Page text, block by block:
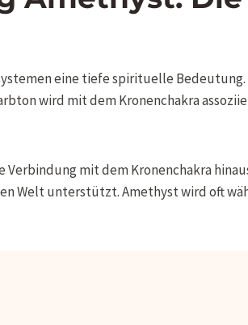
eine tiefe spirituelle
wird mit dem Kronenchakra
mit dem Kronenchakra
Welt unterstützt. Amethyst wird oft